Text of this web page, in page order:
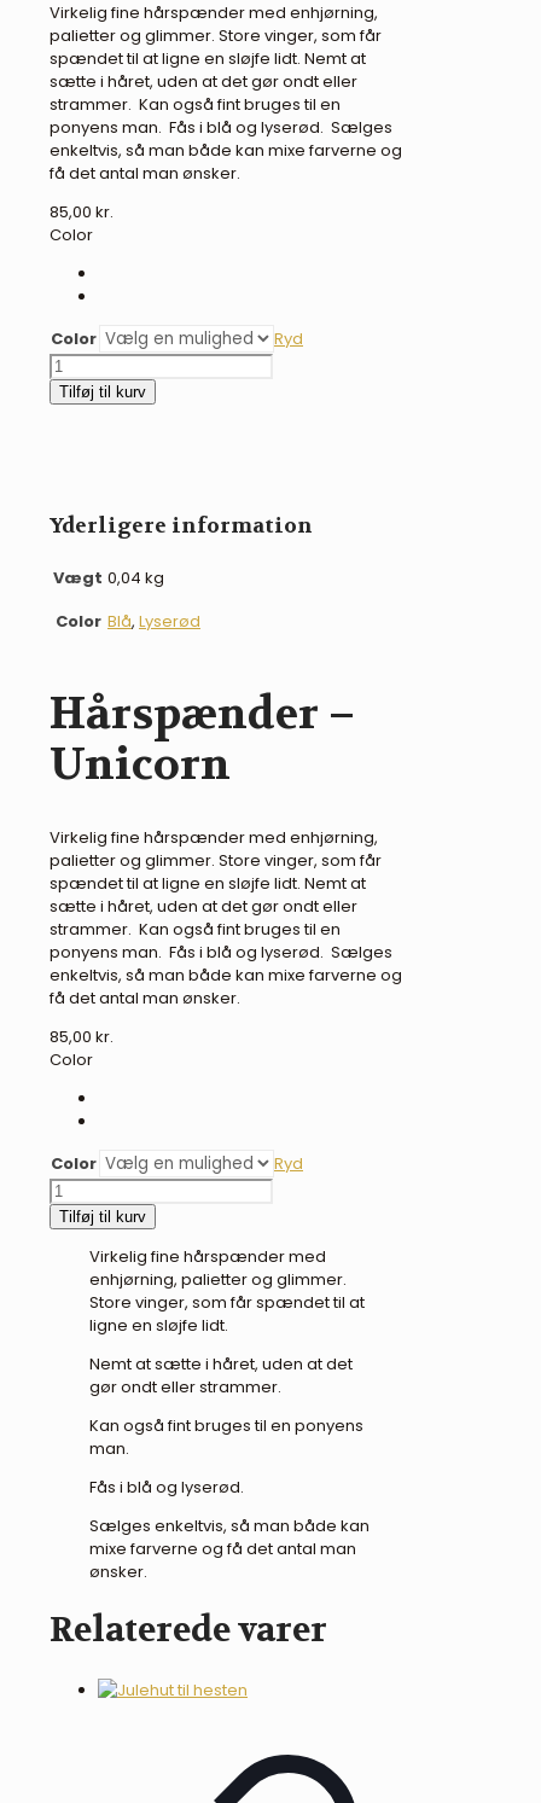
Virkelig fine hårspænder med enhjørning,
palietter og glimmer. Store vinger, som får
spændet til at ligne en sløjfe lidt. Nemt at
sætte i håret, uden at det gør ondt eller
strammer. Kan også fint bruges til en
ponyens man. Fås i blå og lyserød. Sælges
enkeltvis, så man både kan mixe farverne og
få det antal man ønsker.
85,00 kr.
Color
Color
Ryd
Hårspænder
-
Unicorn
Tilføj til kurv
Yderligere information
Vægt 0,04 kg
Color Blå, Lyserød
Hårspænder –
Unicorn
Virkelig fine hårspænder med enhjørning,
palietter og glimmer. Store vinger, som får
spændet til at ligne en sløjfe lidt. Nemt at
sætte i håret, uden at det gør ondt eller
strammer. Kan også fint bruges til en
ponyens man. Fås i blå og lyserød. Sælges
enkeltvis, så man både kan mixe farverne og
få det antal man ønsker.
85,00 kr.
Color
Color
Ryd
Hårspænder
-
Unicorn
Tilføj til kurv
Virkelig fine hårspænder med
enhjørning, palietter og glimmer.
Store vinger, som får spændet til at
ligne en sløjfe lidt.
Nemt at sætte i håret, uden at det
gør ondt eller strammer.
Kan også fint bruges til en ponyens
man.
Fås i blå og lyserød.
Sælges enkeltvis, så man både kan
mixe farverne og få det antal man
ønsker.
Relaterede varer